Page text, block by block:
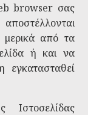
browser σας
μερικά από τα
ή και να
εγκατασταθεί
Ιστοσελίδας